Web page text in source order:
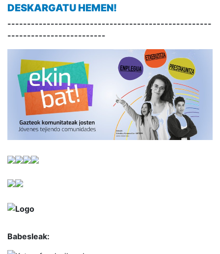
DESKARGATU HEMEN!
----------------------------------------------------
-------------------------
Babesleak: